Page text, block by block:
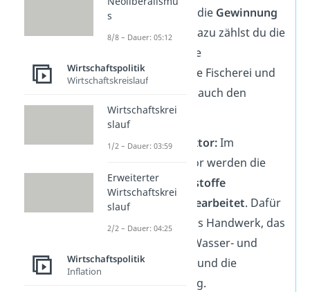
Sektor beschreibt die Gewinnung
von Rohstoffen
. Dazu zählst du die
Landwirtschaft, die
Forstwirtschaft, die Fischerei und
im weiteren Sinne auch den
Bergbau.
🛠 Sekundärer Sektor:Im
industriellen Sektor werden die
gewonnenen
Rohstoffe
verarbeitet und bearbeitet. Dafür
ist zum Beispiel das Handwerk, das
Baugewerbe, die Wasser- und
Energiewirtschaft und die
Industrie zuständig.
s
8/8 – Dauer: 05:12
Wirtschaftspolitik
Wirtschaftskreislauf
Wirtschaftskrei
slauf
1/2 – Dauer: 03:59
Erweiterter
Wirtschaftskrei
slauf
2/2 – Dauer: 04:25
Wirtschaftspolitik
Inflation